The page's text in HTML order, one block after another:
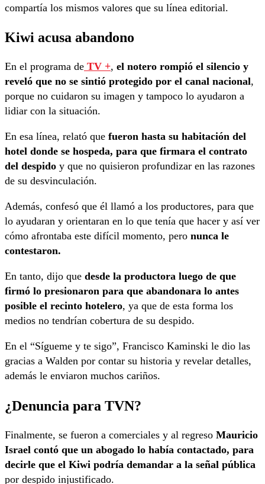
compartía los mismos valores que su línea editorial.
Kiwi acusa abandono
En el programa de TV +, el notero rompió el silencio y
reveló que no se sintió protegido por el canal nacional,
porque no cuidaron su imagen y tampoco lo ayudaron a
lidiar con la situación.
En esa línea, relató que fueron hasta su habitación del
hotel donde se hospeda, para que firmara el contrato
del despido y que no quisieron profundizar en las razones
de su desvinculación.
Además, confesó que él llamó a los productores, para que
lo ayudaran y orientaran en lo que tenía que hacer y así ver
cómo afrontaba este difícil momento, pero nunca le
contestaron.
En tanto, dijo que desde la productora luego de que
firmó lo presionaron para que abandonara lo antes
posible el recinto hotelero, ya que de esta forma los
medios no tendrían cobertura de su despido.
En el “Sígueme y te sigo”, Francisco Kaminski le dio las
gracias a Walden por contar su historia y revelar detalles,
además le enviaron muchos cariños.
¿Denuncia para TVN?
Finalmente, se fueron a comerciales y al regreso Mauricio
Israel contó que un abogado lo había contactado, para
decirle que el Kiwi podría demandar a la señal pública
por despido injustificado.